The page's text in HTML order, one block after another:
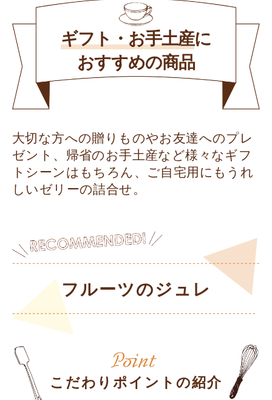
ギフト・お手土産に
おすすめの商品
大切な方への贈りものやお友達へのプレ
ゼント、帰省のお手土産など様々なギフ
トシーンはもちろん、ご自宅用にもうれ
しいゼリーの詰合せ。
フルーツのジュレ
こだわりポイントの紹介